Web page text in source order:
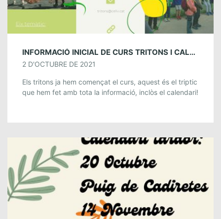
INFORMACIÓ INICIAL DE CURS TRITONS I CALENDARI
2 D'OCTUBRE DE 2021
Els tritons ja hem començat el curs, aquest és el triptic
que hem fet amb tota la informació, inclòs el calendari!